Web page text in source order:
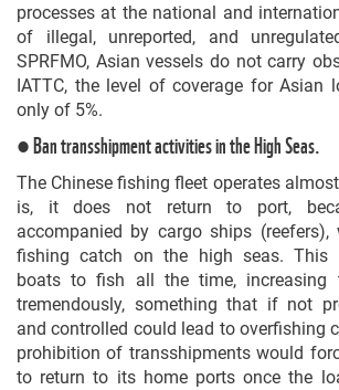
processes at the national and
of illegal, unreported, and
SPRFMO, Asian vessels do not carry
IATTC, the level of coverage for Asian
only of 5%.
● Ban transshipment activities in the High Seas.
The Chinese fishing fleet operates
is, it does not return to port,
accompanied by cargo ships (reefers),
fishing catch on the high seas. This
boats to fish all the time, increasing
tremendously, something that if not
and controlled could lead to overfishing
prohibition of transshipments would
to return to its home ports once the